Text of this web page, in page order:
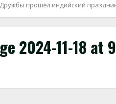
прошёл индийский
2024-11-18 at